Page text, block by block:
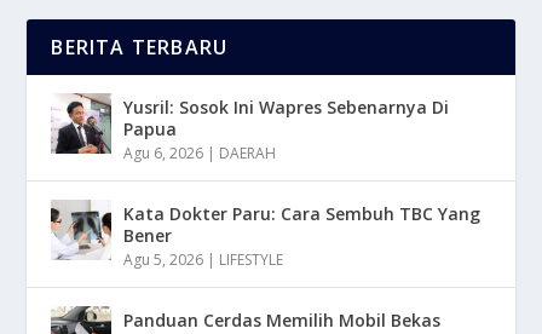
BERITA TERBARU
Yusril: Sosok Ini Wapres Sebenarnya Di
Papua
Agu 6, 2026 | DAERAH
Kata Dokter Paru: Cara Sembuh TBC Yang
Bener
Agu 5, 2026 | LIFESTYLE
Panduan Cerdas Memilih Mobil Bekas